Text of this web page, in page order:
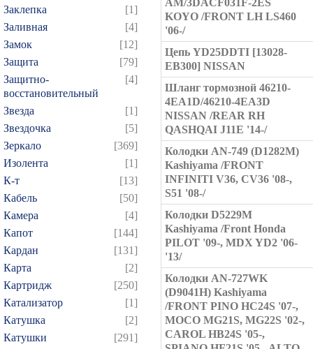
Заклепка
[1]
Заливная
[4]
Замок
[12]
Защита
[79]
Защитно-
восстановительный
[4]
Звезда
[1]
Звездочка
[5]
Зеркало
[369]
Изолента
[1]
К-т
[13]
Кабель
[50]
Камера
[4]
Капот
[144]
Кардан
[131]
Карта
[2]
Картридж
[250]
Катализатор
[1]
Катушка
[2]
Катушки
[291]
AM/3DACF031F-2ES
KOYO /FRONT LH LS460
'06-/
Цепь YD25DDTI [13028-
EB300] NISSAN
Шланг тормозной 46210-
4EA1D/46210-4EA3D
NISSAN /REAR RH
QASHQAI J11E '14-/
Колодки AN-749 (D1282M)
Kashiyama /FRONT
INFINITI V36, CV36 '08-,
S51 '08-/
Колодки D5229M
Kashiyama /Front Honda
PILOT '09-, MDX YD2 '06-
'13/
Колодки AN-727WK
(D9041H) Kashiyama
/FRONT PINO HC24S '07-,
MOCO MG21S, MG22S '02-,
CAROL HB24S '05-,